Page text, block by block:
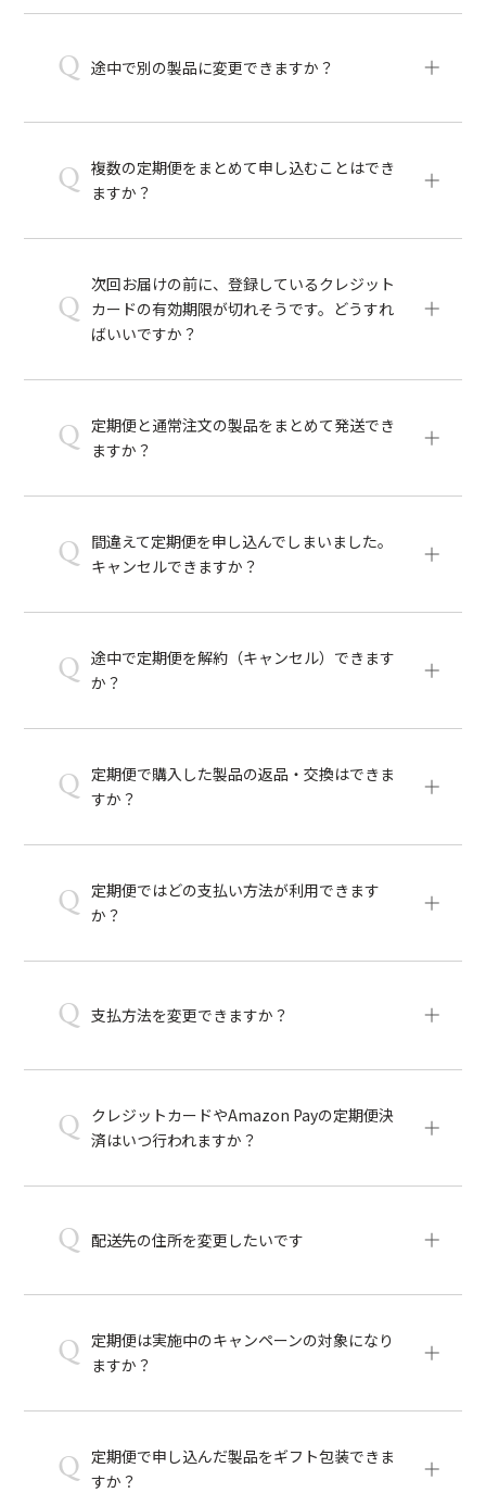
Q 途中で別の製品に変更できますか？
Q 複数の定期便をまとめて申し込むことはでき
ますか？
Q
次回お届けの前に、登録しているクレジット
カードの有効期限が切れそうです。どうすれ
ばいいですか？
Q 定期便と通常注文の製品をまとめて発送でき
ますか？
Q 間違えて定期便を申し込んでしまいました。
キャンセルできますか？
Q 途中で定期便を解約（キャンセル）できます
か？
Q 定期便で購入した製品の返品・交換はできま
すか？
Q 定期便ではどの支払い方法が利用できます
か？
Q 支払方法を変更できますか？
Q クレジットカードやAmazon Payの定期便決
済はいつ行われますか？
Q 配送先の住所を変更したいです
Q 定期便は実施中のキャンペーンの対象になり
ますか？
Q 定期便で申し込んだ製品をギフト包装できま
すか？